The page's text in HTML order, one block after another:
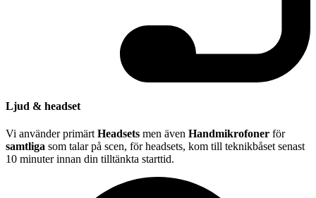
Ljud & headset
Vi använder primärt Headsets men även Handmikrofoner för
samtliga som talar på scen, för headsets, kom till teknikbåset senast
10 minuter innan din tilltänkta starttid.